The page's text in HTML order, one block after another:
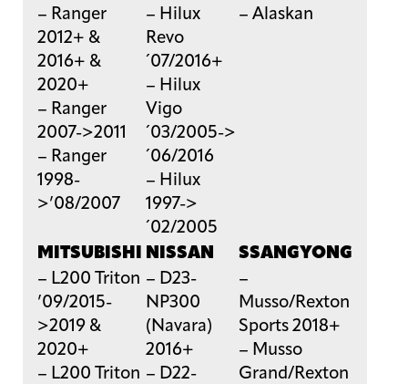
– Ranger
2012+ &
2016+ &
2020+
– Ranger
2007->2011
– Ranger
1998-
>’08/2007
– Hilux
Revo
´07/2016+
– Hilux
Vigo
´03/2005->
´06/2016
– Hilux
1997->
´02/2005
– Alaskan
MITSUBISHI NISSAN
SSANGYONG
– L200 Triton
’09/2015-
>2019 &
2020+
– L200 Triton
– D23-
NP300
(Navara)
2016+
– D22-
–
Musso/Rexton
Sports 2018+
– Musso
Grand/Rexton